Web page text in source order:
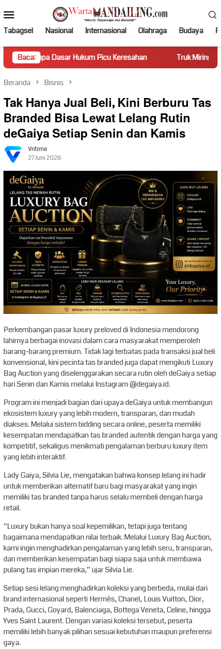
ke
kontenMobile
Tabagsel Nasional Internasional Olahraga Budaya
Baca:
Hukum Picu Keresahan Truk Miring Hambat Arus
Beranda Bisnis
Tak Hanya Jual Beli, Kini Berburu Tas
Branded Bisa Lewat Lelang Rutin
deGaiya Setiap Senin dan Kamis
Vritime
27 Juni 2026
Perkembangan pasar luxury preloved di Indonesia mendorong
lahirnya berbagai inovasi dalam cara masyarakat memperoleh
barang-barang premium. Tidak lagi terbatas pada transaksi jual beli
konvensional, kini pecinta tas branded juga dapat mengikuti Luxury
Bag Auction yang diselenggarakan secara rutin oleh deGaiya setiap
hari Senin dan Kamis melalui Instagram @degaiya.id.
Program ini menjadi bagian dari upaya deGaiya untuk membangun
ekosistem luxury yang lebih modern, transparan, dan mudah
diakses. Melalui sistem bidding secara online, peserta memiliki
kesempatan mendapatkan tas branded autentik dengan harga yang
kompetitif, sekaligus menikmati pengalaman berburu luxury item
yang lebih interaktif.
Lady Gaiya, Silvia Lie, mengatakan bahwa konsep lelang ini hadir
untuk memberikan alternatif baru bagi masyarakat yang ingin
memiliki tas branded tanpa harus selalu membeli dengan harga
retail.
“Luxury bukan hanya soal kepemilikan, tetapi juga tentang
bagaimana mendapatkan nilai terbaik. Melalui Luxury Bag Auction,
kami ingin menghadirkan pengalaman yang lebih seru, transparan,
dan memberikan kesempatan bagi siapa saja untuk membawa
pulang tas impian mereka,” ujar Silvia Lie.
Setiap sesi lelang menghadirkan koleksi yang berbeda, mulai dari
brand internasional seperti Hermès, Chanel, Louis Vuitton, Dior,
Prada, Gucci, Goyard, Balenciaga, Bottega Veneta, Celine, hingga
Yves Saint Laurent. Dengan variasi koleksi tersebut, peserta
memiliki lebih banyak pilihan sesuai kebutuhan maupun preferensi
gaya.